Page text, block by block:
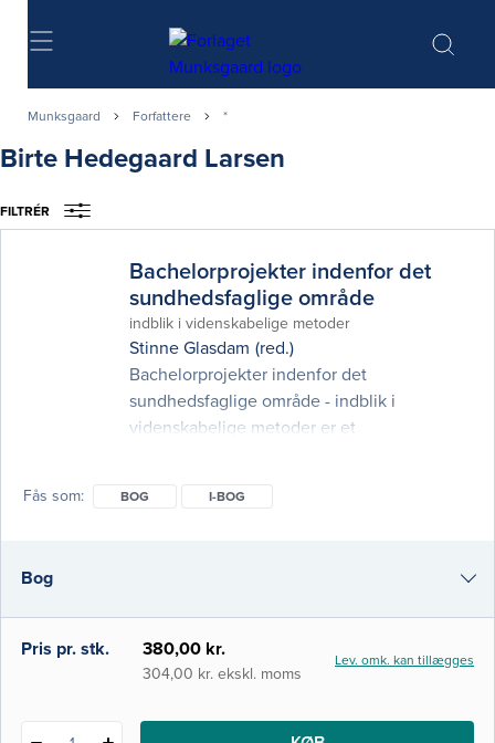
Søg
Munksgaard Forfattere *
Birte Hedegaard Larsen
FILTRÉR
Bachelorprojekter indenfor det
sundhedsfaglige område
indblik i videnskabelige metoder
Stinne Glasdam (red.)
Bachelorprojekter indenfor det
sundhedsfaglige område - indblik i
videnskabelige metoder er et
muligheder, praktiske metodiske guidelines,
fordybelse i de konkrete metoder.
Hovedvægten af de metodiske k
Fås som BOG I-BOG
Bog
i-bog
Pris pr. stk. 380,00 kr.
304,00 kr. ekskl. moms
Lev. omk. kan tillægges